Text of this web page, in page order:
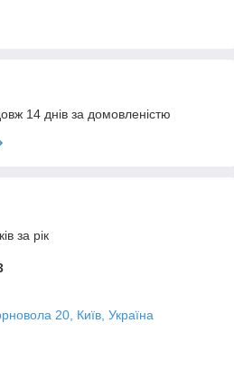
14 днів за домовленістю
за рік
20, Київ, Україна